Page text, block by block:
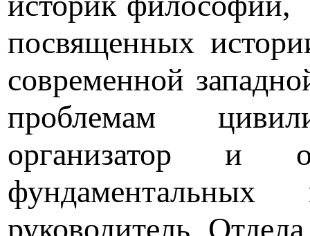
посвященных
современной
проблемам
организатор и
фундаментальных
руководитель